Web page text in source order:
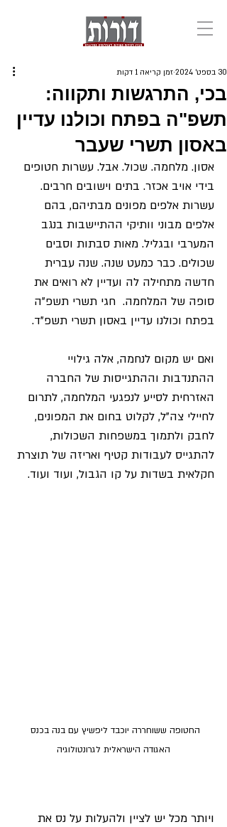
בכי, התרגשות ותקווה:
תשפ"ה בפתח וכולנו עדיין
באסון תשרי שעבר
30 בספט׳ 2024 זמן קריאה 1 דקות
אסון. מלחמה. שכול. אבל. עשרות חטופים
בידי אויב אכזר. בתים וישובים חרבים.
עשרות אלפים מפונים מבתיהם, בהם
אלפים מבוני וותיקי ההתיישבות בנגב
המערבי ובגליל. מאות סבתות וסבים
שכולים. כבר כמעט שנה. שנה עברית
חדשה מתחילה לה ועדיין לא רואים את
סופה של המלחמה.  חגי תשרי תשפ"ה
בפתח וכולנו עדיין באסון תשרי תשפ"ד.
ואם יש מקום לנחמה, אלה גילויי
ההתנדבות וההתגייסות של החברה
האזרחית לסייע לנפגעי המלחמה, לתרום
לחיילי צה"ל, לקלוט בחום את המפונים,
לחבק ולתמוך במשפחות השכולות,
להתגייס לעבודות קטיף ואריזה של תוצרת
חקלאית בשדות על קו הגבול, ועוד ועוד.
החטופה ששוחררה יוכבד ליפשיץ עם בנה בכנס
האגודה הישראלית לגרונטולוגיה
ויותר מכל יש לציין ולהעלות על נס את